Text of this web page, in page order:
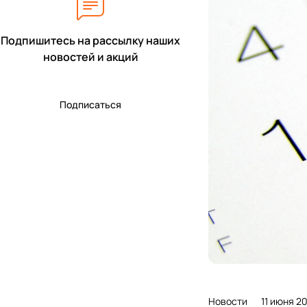
Новости 11 июня
Подпишитесь на рассылку наших
новостей и акций
Подписаться